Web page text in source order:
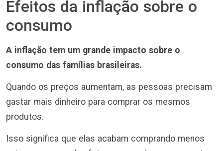
Efeitos da inflação sobre o
consumo
A inflação tem um grande impacto sobre o
consumo das famílias brasileiras.
Quando os preços aumentam, as pessoas precisam
gastar mais dinheiro para comprar os mesmos
produtos.
Isso significa que elas acabam comprando menos